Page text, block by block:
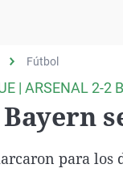
el perro y el
Operación
Fútbol
| ARSENAL 2-2
para